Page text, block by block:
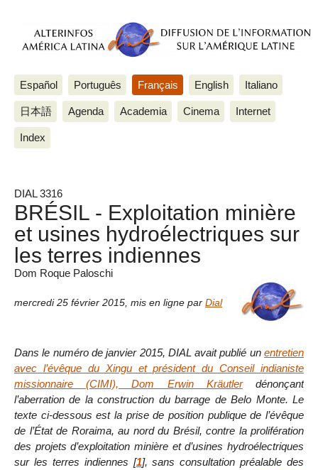
Español Português Français English Italiano
日本語 Agenda Academia Cinema Internet
Index
DIAL 3316
BRÉSIL - Exploitation minière
et usines hydroélectriques sur
les terres indiennes
Dom Roque Paloschi
mercredi 25 février 2015 mis en ligne par Dial
Dans le numéro de janvier 2015, DIAL avait publié un entretien
avec l’évêque du Xingu et président du Conseil indianiste
missionnaire (CIMI), Dom Erwin Kräutlerdénonçant
l’aberration de la construction du barrage de Belo Monte. Le
texte ci-dessous est la prise de position publique de l’évêque
de l’État de Roraima, au nord du Brésil, contre la prolifération
des projets d’exploitation minière et d’usines hydroélectriques
sur les terres indiennes [1], sans consultation préalable des